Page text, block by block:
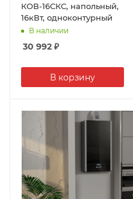
КОВ-16СКС, напольный,
16кВт, одноконтурный
В наличии
30 992 ₽
В корзину